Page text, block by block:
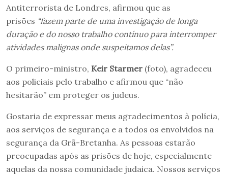
Antiterrorista de Londres, afirmou que as
prisões “fazem parte de uma investigação de longa
duração e do nosso trabalho contínuo para interromper
atividades malignas onde suspeitamos delas”.
O primeiro-ministro, Keir Starmer (foto), agradeceu
aos policiais pelo trabalho e afirmou que “não
hesitarão” em proteger os judeus.
Gostaria de expressar meus agradecimentos à polícia,
aos serviços de segurança e a todos os envolvidos na
segurança da Grã-Bretanha. As pessoas estarão
preocupadas após as prisões de hoje, especialmente
aquelas da nossa comunidade judaica. Nossos serviços